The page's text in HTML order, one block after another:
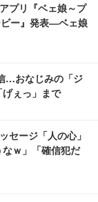
プリ『ベェ娘～プ
ー』発表―ベェ娘
…おなじみの「ジ
げぇっ」まで
セージ「人の心」
ｗ」「確信犯だ